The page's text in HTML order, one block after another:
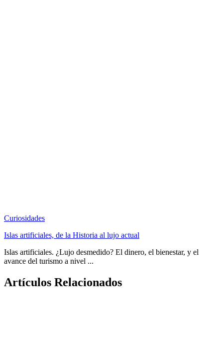
Curiosidades
Islas artificiales, de la Historia al lujo actual
Islas artificiales. ¿Lujo desmedido? El dinero, el bienestar, y el
avance del turismo a nivel ...
Artículos Relacionados